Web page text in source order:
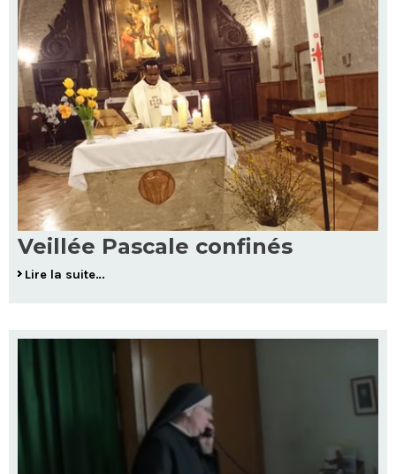
Veillée Pascale confinés
Lire la suite…